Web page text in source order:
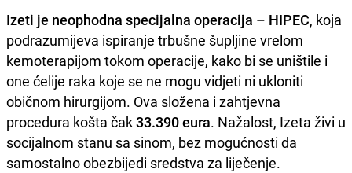
Izeti je neophodna specijalna operacija – HIPEC, koja
podrazumijeva ispiranje trbušne šupljine vrelom
kemoterapijom tokom operacije, kako bi se uništile i
one ćelije raka koje se ne mogu vidjeti ni ukloniti
običnom hirurgijom. Ova složena i zahtjevna
procedura košta čak33.390 eura. Nažalost, Izeta živi u
socijalnom stanu sa sinom, bez mogućnosti da
samostalno obezbijedi sredstva za liječenje.